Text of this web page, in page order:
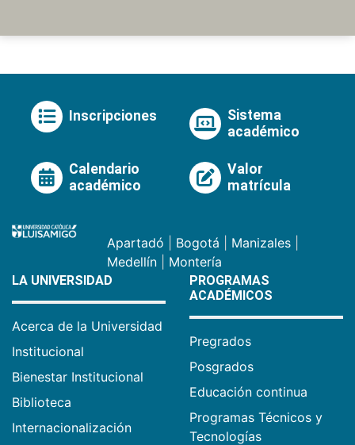
Inscripciones
Sistema
académico
Calendario
académico
Valor
matrícula
Apartadó Bogotá Manizales
Medellín
Montería
LA UNIVERSIDAD
Acerca de la Universidad
Institucional
Bienestar Institucional
Biblioteca
Internacionalización
PROGRAMAS
ACADÉMICOS
Pregrados
Posgrados
Educación continua
Programas Técnicos y
Tecnologías